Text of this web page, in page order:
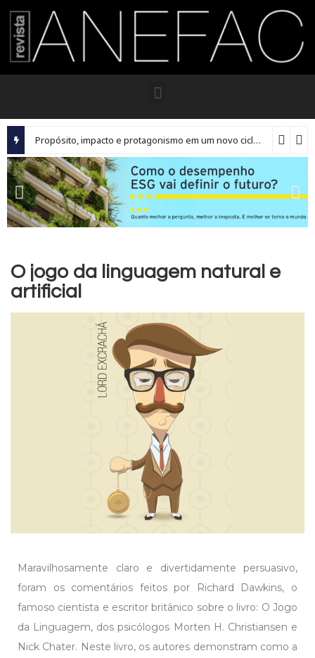
Propósito, impacto e protagonismo em um novo ciclo para os executivos brasileiros
O jogo da linguagem natural e
artificial
Maravilhosamente claro e divertidamente persuasivo,
foram os comentários feitos por Richard Dawkins, o
famoso cientista e escritor britânico sobre o livro: O Jogo
da Linguagem, dos psicólogos Morten H. Christiansen e
Nick Chater. Neste livro, os autores demonstram como a